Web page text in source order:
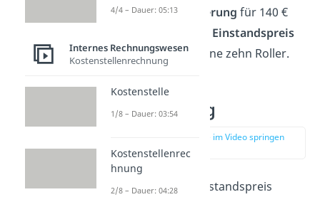
Transportversicherung für 140 €
Einstandspreis
von 7.314 € für deine zehn Roller.
Verwendung
zur Stelle im Video springen
Du kannst den Einstandspreis
4/4 – Dauer: 05:13
Internes Rechnungswesen
Kostenstellenrechnung
Kostenstelle
1/8 – Dauer: 03:54
Kostenstellenrec
hnung
2/8 – Dauer: 04:28